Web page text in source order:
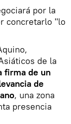
por la
concretarlo "lo
de la
firma de un
de
, una zona
presencia